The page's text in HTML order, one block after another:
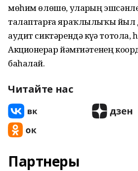
мөһим өлөшө, уларҙың
талаптарға яраҡлылыҡы йыл
аудит сиктәрендә күҙҙә тотола,
Акционерҙар йәмғиәтенең
баһалай.
Читайте нас
Партнеры